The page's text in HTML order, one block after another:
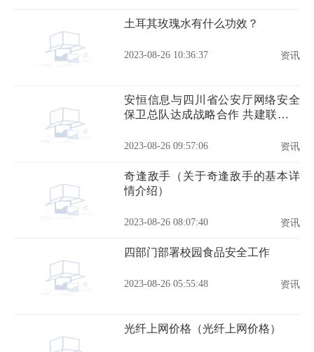
土耳其玫瑰水有什么功效？
2023-08-26 10:36:37 资讯
安恒信息与四川省公安厅网络安全
保卫总队达成战略合作 共建联合实
2023-08-26 09:57:06 资讯
奇逢敌手（关于奇逢敌手的基本详
情介绍）
2023-08-26 08:07:40 资讯
四部门部署校园食品安全工作
2023-08-26 05:55:48 资讯
光纤上网价格（光纤上网价格）